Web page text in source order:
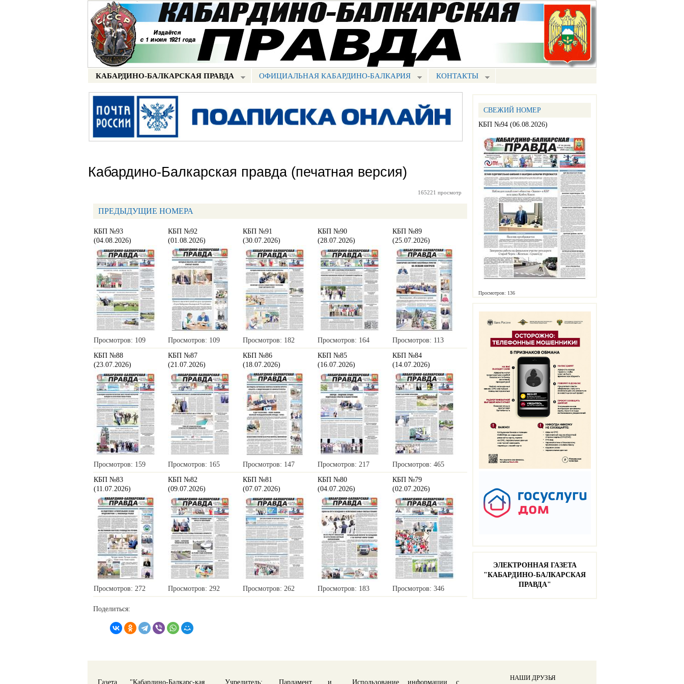
Перейти к
основному
Портал СМИ КБР
МЕНЮ КБП
КАБАРДИНО-БАЛКАРСКАЯ ПРАВДА ОФИЦИАЛЬНАЯ КАБАРДИНО-БАЛКАРИЯ КОНТАКТЫ
СВЕЖИЙ НОМЕР
КБП №94 (06.08.2026)
Просмотров: 136
ЭЛЕКТРОННАЯ ГАЗЕТА
"КАБАРДИНО-БАЛКАРСКАЯ
ПРАВДА"
Кабардино-Балкарская правда (печатная версия)
165221 просмотр
ПРЕДЫДУЩИЕ НОМЕРА
КБП №93
(04.08.2026)
Просмотров: 109
КБП №92
(01.08.2026)
Просмотров: 109
КБП №91
(30.07.2026)
Просмотров: 182
КБП №90
(28.07.2026)
Просмотров: 164
КБП №89
(25.07.2026)
Просмотров: 113
КБП №88
(23.07.2026)
Просмотров: 159
КБП №87
(21.07.2026)
Просмотров: 165
КБП №86
(18.07.2026)
Просмотров: 147
КБП №85
(16.07.2026)
Просмотров: 217
КБП №84
(14.07.2026)
Просмотров: 465
КБП №83
(11.07.2026)
Просмотров: 272
КБП №82
(09.07.2026)
Просмотров: 292
КБП №81
(07.07.2026)
Просмотров: 262
КБП №80
(04.07.2026)
Просмотров: 183
КБП №79
(02.07.2026)
Просмотров: 346
Поделиться:
Газета "Кабардино-Балкарс-кая Учредитель: Парламент и Использование информации с
НАШИ ДРУЗЬЯ